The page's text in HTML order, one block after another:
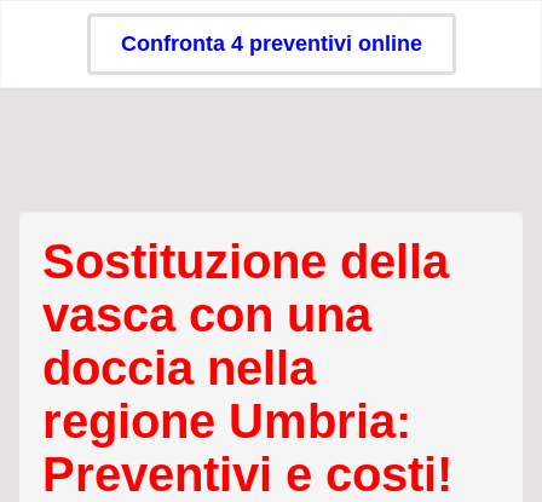
Confronta 4 preventivi online
Sostituzione della
vasca con una
doccia nella
regione Umbria:
Preventivi e costi!